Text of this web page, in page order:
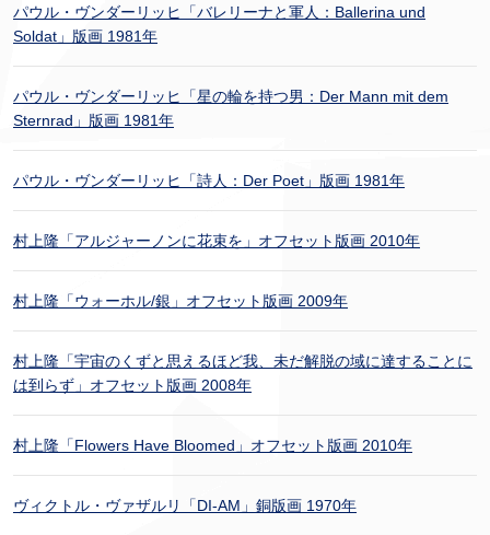
パウル・ヴンダーリッヒ「バレリーナと軍人：Ballerina und
Soldat」版画 1981年
パウル・ヴンダーリッヒ「星の輪を持つ男：Der Mann mit dem
Sternrad」版画 1981年
パウル・ヴンダーリッヒ「詩人：Der Poet」版画 1981年
村上隆「アルジャーノンに花束を」オフセット版画 2010年
村上隆「ウォーホル/銀」オフセット版画 2009年
村上隆「宇宙のくずと思えるほど我、未だ解脱の域に達することに
は到らず」オフセット版画 2008年
村上隆「Flowers Have Bloomed」オフセット版画 2010年
ヴィクトル・ヴァザルリ「DI-AM」銅版画 1970年